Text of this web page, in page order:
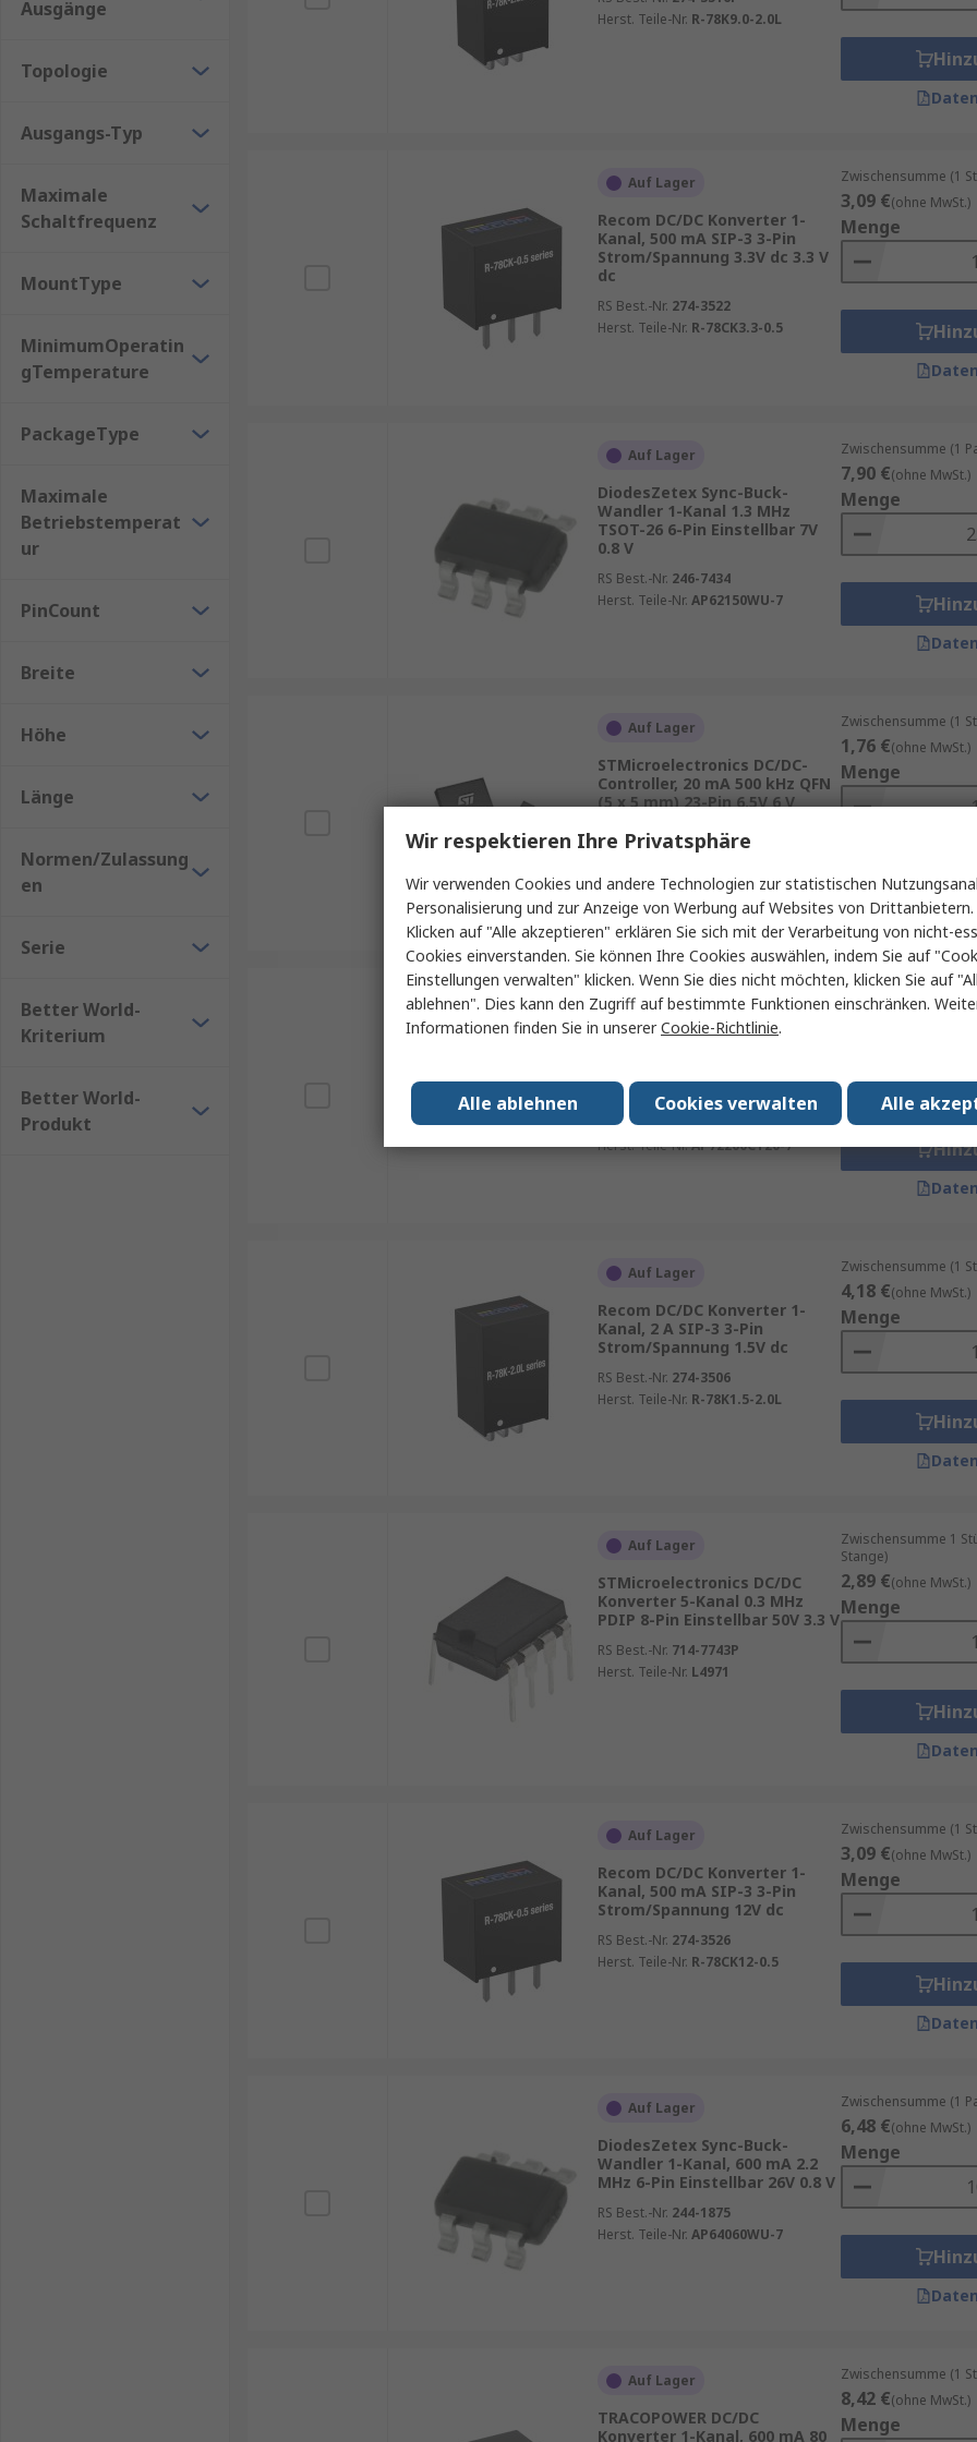
Ausgänge
Topologie
Ausgangs-Typ
Maximale
Schaltfrequenz
MountType
MinimumOperatin
gTemperature
PackageType
Maximale
Betriebstemperat
ur
PinCount
Breite
Höhe
Länge
Normen/Zulassung
en
Serie
Better World-
Kriterium
Better World-
Produkt
Herst. Teile-Nr. R-78K9.0-2.0L
Auf Lager
Recom DC/DC Konverter 1-
Kanal, 500 mA SIP-3 3-Pin
Strom/Spannung 3.3V dc 3.3 V
dc
RS Best.-Nr. 274-3522
Herst. Teile-Nr. R-78CK3.3-0.5
Zwischensumme (1
3,09 €(ohne MwSt.)
Menge
Auf Lager
DiodesZetex Sync-Buck-
Wandler 1-Kanal 1.3 MHz
TSOT-26 6-Pin Einstellbar 7V
0.8 V
RS Best.-Nr. 246-7434
Herst. Teile-Nr. AP62150WU-7
Zwischensumme (1
7,90 €(ohne MwSt.)
Menge
Auf Lager
STMicroelectronics DC/DC-
Controller, 20 mA 500 kHz QFN
(5 x 5 mm) 23-Pin 6.5V 6 V
RS Best.-Nr.
330-368
Herst. Teile-Nr.STACF01ATR
Zwischensumme (1
1,76 €(ohne MwSt.)
Menge
Auf Lager
DiodesZetex Buck-Boost-
Programmierbar 5.14V 2.6 V
RS Best.-Nr.246-7438
Herst. Teile-Nr.AP72200CT20-7
Zwischensumme (1
Auf Lager
Recom DC/DC Konverter 1-
Kanal, 2 A SIP-3 3-Pin
Strom/Spannung 1.5V dc
RS Best.-Nr. 274-3506
Herst. Teile-Nr. R-78K1.5-2.0L
Zwischensumme (1
4,18 €(ohne MwSt.)
Menge
Auf Lager
STMicroelectronics DC/DC
Konverter 5-Kanal 0.3 MHz
PDIP 8-Pin Einstellbar 50V 3.3 V
RS Best.-Nr. 714-7743P
Herst. Teile-Nr. L4971
Zwischensumme 1
Stange)
2,89 €(ohne MwSt.)
Menge
Auf Lager
Recom DC/DC Konverter 1-
Kanal, 500 mA SIP-3 3-Pin
Strom/Spannung 12V dc
RS Best.-Nr. 274-3526
Herst. Teile-Nr. R-78CK12-0.5
Zwischensumme (1
3,09 €(ohne MwSt.)
Menge
Auf Lager
DiodesZetex Sync-Buck-
Wandler 1-Kanal, 600 mA 2.2
MHz 6-Pin Einstellbar 26V 0.8 V
RS Best.-Nr. 244-1875
Herst. Teile-Nr. AP64060WU-7
Zwischensumme (1
6,48 €(ohne MwSt.)
Menge
Auf Lager
TRACOPOWER DC/DC
Konverter 1-Kanal, 600 mA 80
Zwischensumme (1
8,42 €(ohne MwSt.)
Menge
Wir respektieren Ihre Privatsphäre
Wir verwenden Cookies und andere Technologien zur statistischen
Personalisierung und zur Anzeige von Werbung auf Websites von
Klicken auf "Alle akzeptieren" erklären Sie sich mit der Verarbeitung von nicht-
Cookies einverstanden. Sie können Ihre Cookies auswählen, indem Sie auf
Einstellungen verwalten" klicken. Wenn Sie dies nicht möchten, klicken Sie auf
ablehnen". Dies kann den Zugriff auf bestimmte Funktionen einschränken.
Informationen finden Sie in unsererCookie-Richtlinie.
Alle
Cookies verwalten
Alle ablehnen